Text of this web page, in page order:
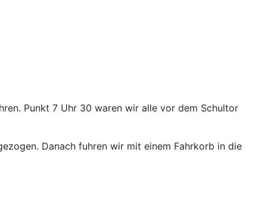
Punkt 7 Uhr 30 waren wir alle vor dem Schultor
Danach fuhren wir mit einem Fahrkorb in die